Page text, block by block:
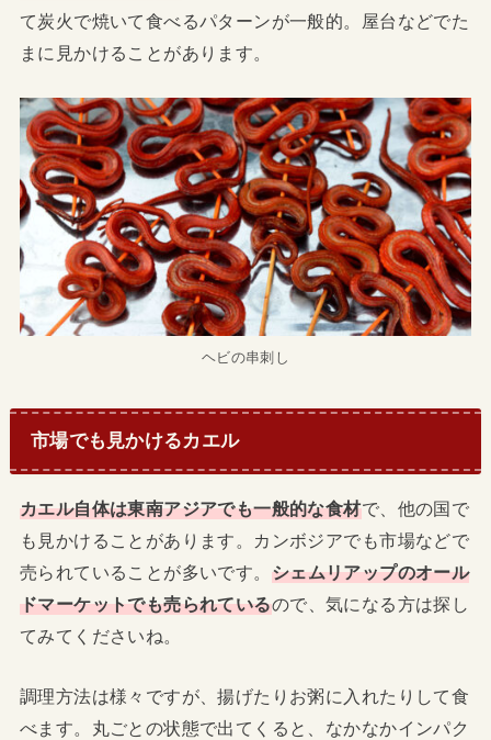
て炭火で焼いて食べるパターンが一般的。屋台などでた
まに見かけることがあります。
ヘビの串刺し
市場でも見かけるカエル
カエル自体は東南アジアでも一般的な食材で、他の国で
も見かけることがあります。カンボジアでも市場などで
売られていることが多いです。 シェムリアップのオール
ドマーケットでも売られているので、気になる方は探し
てみてくださいね。
調理方法は様々ですが、揚げたりお粥に入れたりして食
べます。丸ごとの状態で出てくると、なかなかインパク